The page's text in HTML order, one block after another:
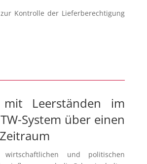
Kontrolle der Lieferberechtigung
mit Leerständen im
System über einen
und politischen